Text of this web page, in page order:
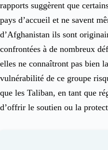
rapports suggèrent que
pays d’accueil et ne savent
d’Afghanistan ils sont
confrontées à de nombreux
elles ne connaîtront pas bien
vulnérabilité de ce groupe
que les Taliban, en tant que
d’offrir le soutien ou la